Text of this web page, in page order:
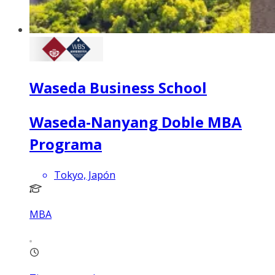
Waseda Business School
Waseda-Nanyang Doble MBA
Programa
Tokyo, Japón
MBA